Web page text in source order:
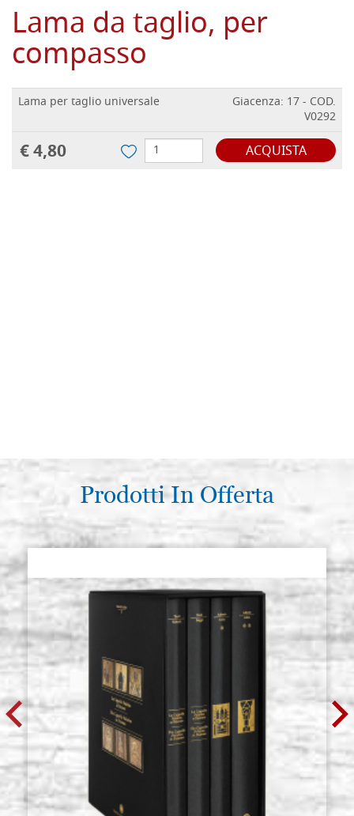
Lama da taglio, per
compasso
Lama per taglio universale
Giacenza: 17 - COD.
V0292
€ 4,80 ACQUISTA
Prodotti In Offerta